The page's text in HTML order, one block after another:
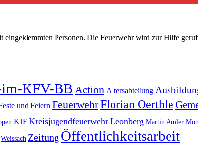
Personen. Die Feuerwehr wird zur Hilfe
KFV-BB Action Altersabteilung
und Feiern FeuerwehrFlorian Oerthle
KJF Kreisjugendfeuerwehr Leonberg Martin Amler
Weissach Zeitung Öffentlichkeitsarbeit